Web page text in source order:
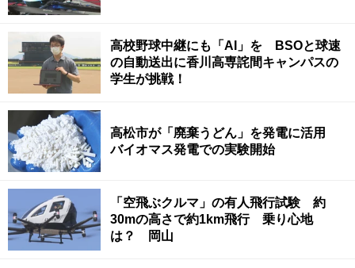
高校野球中継にも「AI」を BSOと球速
の自動送出に香川高専詫間キャンパスの
学生が挑戦！
高松市が「廃棄うどん」を発電に活用
バイオマス発電での実験開始
「空飛ぶクルマ」の有人飛行試験 約
30mの高さで約1km飛行 乗り心地
は？ 岡山